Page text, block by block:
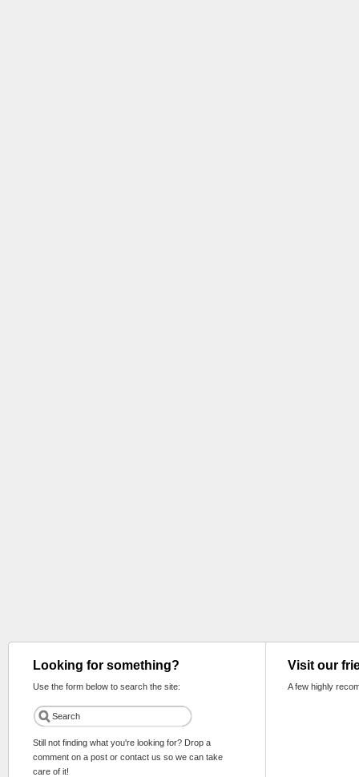
Looking for something?
Use the form below to search the site:
Still not finding what you're looking for? Drop a
comment on a post or contact us so we can take
care of it!
Visit our
A few highly